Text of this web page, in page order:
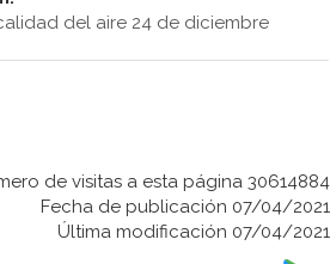
del aire 24 de diciembre
de visitas a esta página 30614884
Fecha de publicación 07/04/2021
Última modificación 07/04/2021